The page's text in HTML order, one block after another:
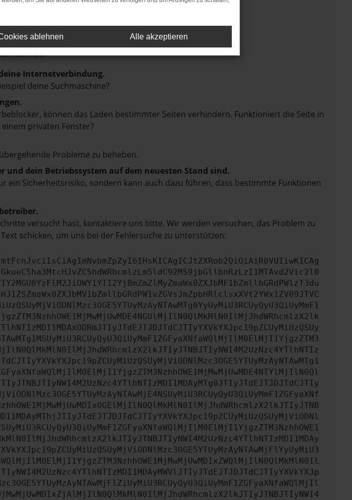
ERROR
können:
Internetverbindung.
deine Suchmaschine?
können das Laden bestimmter Seiten verhindern. Funktioniert die Seite in
privaten Fenster?
Probleme zu beheben.
und dein Betriebssystem auf dem neuesten Stand sind.
ein Sicherheitsrisiko, sondern kann auch dazu führen, dass bestimmte Funktionen
versucht hast, kontaktiere uns bitte. Wir werden versuchen, das Problem zu
schicken, um uns bei der Fehlersuche zu unterstützen:
ablehnen Alle akzeptieren